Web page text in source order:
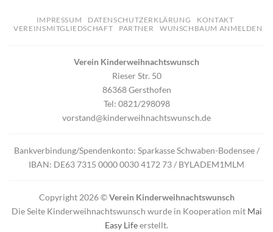
IMPRESSUM DATENSCHUTZERKLÄRUNG
KONTAKT
VEREINSMITGLIEDSCHAFT
PARTNER WUNSCHBAUM ANMELDEN
Verein Kinderweihnachtswunsch
Rieser Str. 50
86368 Gersthofen
Tel: 0821/298098
vorstand@kinderweihnachtswunsch.de
Bankverbindung/Spendenkonto: Sparkasse Schwaben-Bodensee /
IBAN: DE63 7315 0000 0030 4172 73 / BYLADEM1MLM
Copyright 2026 ©Verein Kinderweihnachtswunsch
Die Seite Kinderweihnachtswunsch wurde in Kooperation mit Mai
Easy Lifeerstellt.